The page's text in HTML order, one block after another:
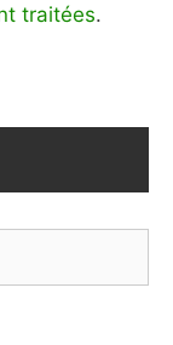
traitées.